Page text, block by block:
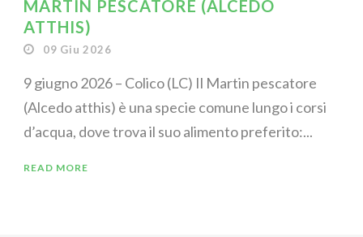
MARTIN PESCATORE (ALCEDO
ATTHIS)
09 Giu 2026
9 giugno 2026 – Colico (LC) Il Martin pescatore
(Alcedo atthis) è una specie comune lungo i corsi
d’acqua, dove trova il suo alimento preferito:...
READ MORE